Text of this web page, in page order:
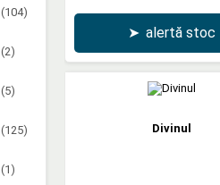
(104)
(2)
(5)
(125)
(1)
➤ alertă stoc
Divinul